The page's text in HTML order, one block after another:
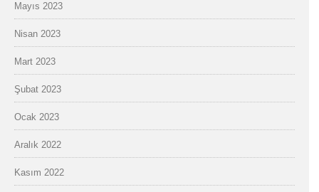
Mayıs 2023
Nisan 2023
Mart 2023
Şubat 2023
Ocak 2023
Aralık 2022
Kasım 2022